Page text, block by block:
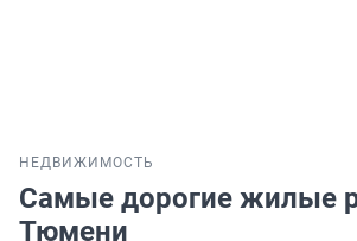
НЕДВИЖИМОСТЬ
Самые дорогие жилые
Тюмени